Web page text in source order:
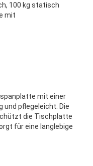
100 kg statisch
mit
mit einer
pflegeleicht. Die
die Tischplatte
für eine langlebige